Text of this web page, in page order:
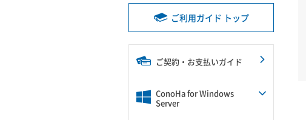
ご利用ガイド トップ
ご契約・お支払いガイド
ConoHa for Windows
Server